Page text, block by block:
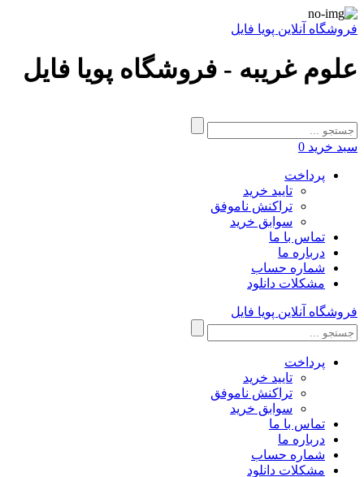
فروشگاه آنلاین پویا فایل
علوم غریبه - فروشگاه پویا فایل
سبد خرید 0
پرداخت
تایید خرید
تراکنش ناموفق
سوابق خرید
تماس با ما
درباره ما
شماره حساب
مشکلات دانلود
فروشگاه آنلاین پویا فایل
پرداخت
تایید خرید
تراکنش ناموفق
سوابق خرید
تماس با ما
درباره ما
شماره حساب
مشکلات دانلود